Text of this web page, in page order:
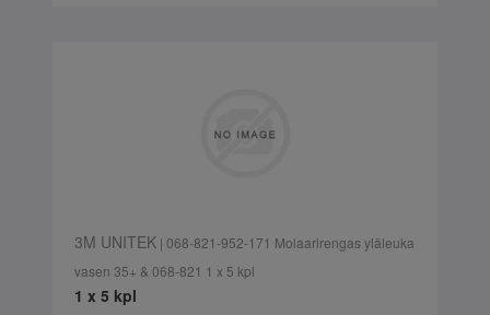
3M UNITEK| 068-821-952-171 Molaarirengas yläleuka
vasen 35+ & 068-821 1 x 5 kpl
1 x 5 kpl